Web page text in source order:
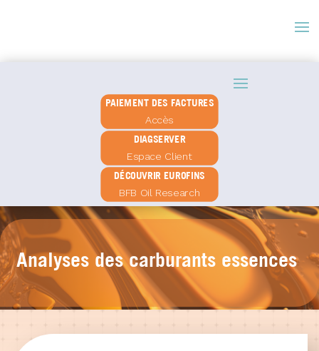
PAIEMENT DES FACTURES
Accès
DIAGSERVER
Espace Client
DÉCOUVRIR EUROFINS
BFB Oil Research
Analyses des carburants essences